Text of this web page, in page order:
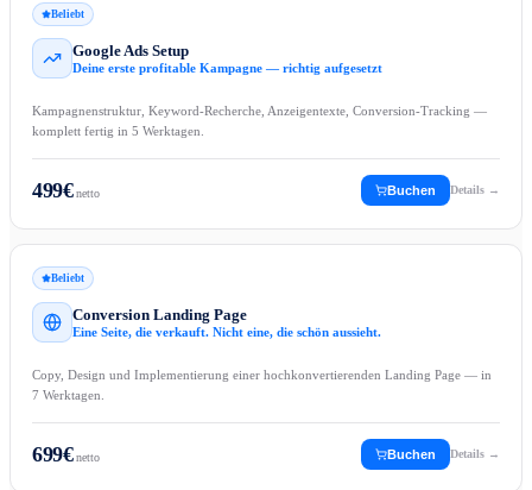
Beliebt
Google Ads Setup
Deine erste profitable Kampagne — richtig aufgesetzt
Kampagnenstruktur, Keyword-Recherche, Anzeigentexte, Conversion-Tracking —
komplett fertig in 5 Werktagen.
499€netto Buchen Details →
Beliebt
Conversion Landing Page
Eine Seite, die verkauft. Nicht eine, die schön aussieht.
Copy, Design und Implementierung einer hochkonvertierenden Landing Page — in
7 Werktagen.
699€netto Buchen Details →